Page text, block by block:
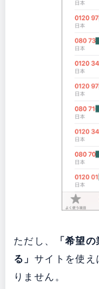
ただし、
「希望
る」 サイトを使え
りません。